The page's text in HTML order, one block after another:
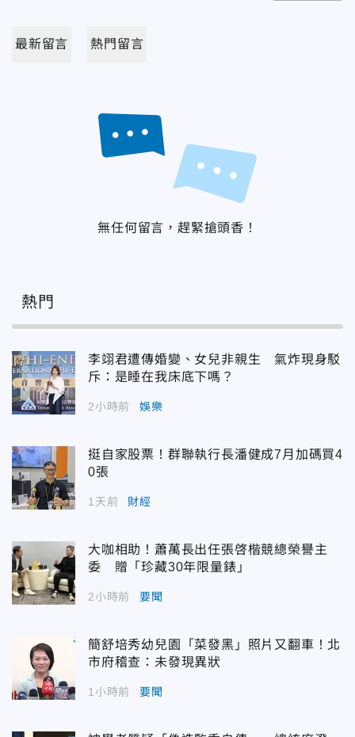
最新留言 熱門留言
無任何留言，趕緊搶頭香！
熱門
李翊君遭傳婚變、女兒非親生 氣炸現身駁
斥：是睡在我床底下嗎？
2小時前 娛樂
挺自家股票！群聯執行長潘健成7月加碼買4
0張
1天前 財經
大咖相助！蕭萬長出任張啓楷競總榮譽主
委 贈「珍藏30年限量錶」
2小時前 要聞
簡舒培秀幼兒園「菜發黑」照片又翻車！北
市府稽查：未發現異狀
1小時前 要聞